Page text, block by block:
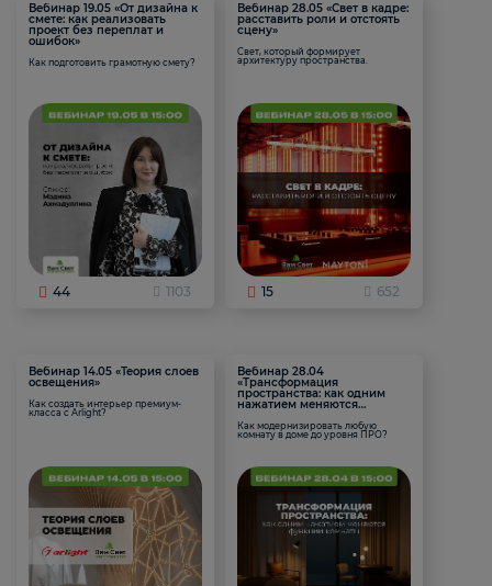
Вебинар 19.05 «От дизайна к
смете: как реализовать
проект без переплат и
ошибок»
Как подготовить грамотную смету?
44 1103
Вебинар 28.05 «Свет в кадре:
расставить роли и отстоять
сцену»
Свет, который формирует
архитектуру пространства.
15 652
Вебинар 14.05 «Теория слоев
освещения»
Как создать интерьер премиум-
класса с Arlight?
Вебинар 28.04
«Трансформация
пространства: как одним
нажатием меняются
Как модернизировать любую
комнату в доме до уровня ПРО?